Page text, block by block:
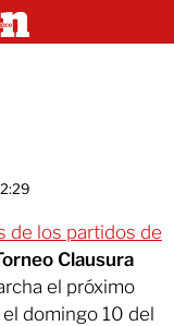
de los partidos de
Clausura
el próximo
domingo 10 del